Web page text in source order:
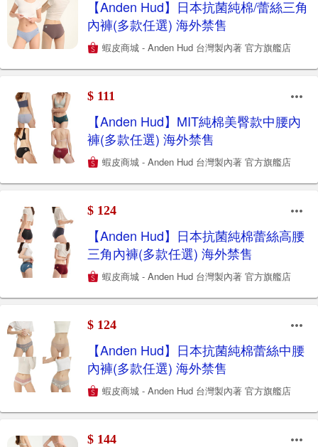
【Anden Hud】日本抗菌純棉/蕾絲三角
內褲(多款任選) 海外禁售
蝦皮商城 - Anden Hud 台灣製內著 官方旗艦店
$ 111
【Anden Hud】MIT純棉美臀款中腰內
褲(多款任選) 海外禁售
蝦皮商城 - Anden Hud 台灣製內著 官方旗艦店
$ 124
【Anden Hud】日本抗菌純棉蕾絲高腰
三角內褲(多款任選) 海外禁售
蝦皮商城 - Anden Hud 台灣製內著 官方旗艦店
$ 124
【Anden Hud】日本抗菌純棉蕾絲中腰
內褲(多款任選) 海外禁售
蝦皮商城 - Anden Hud 台灣製內著 官方旗艦店
$ 144